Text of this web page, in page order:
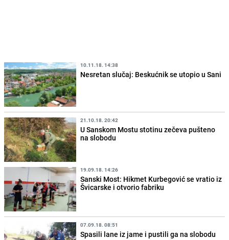
10.11.18. 14:38
Nesretan slučaj: Beskućnik se utopio u Sani
21.10.18. 20:42
U Sanskom Mostu stotinu zečeva pušteno
na slobodu
19.09.18. 14:26
Sanski Most: Hikmet Kurbegović se vratio iz
Švicarske i otvorio fabriku
07.09.18. 08:51
Spasili lane iz jame i pustili ga na slobodu